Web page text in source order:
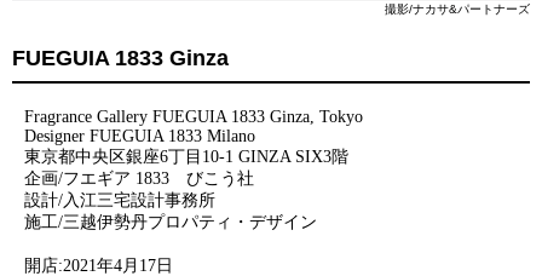
撮影/ナカサ&パートナーズ
FUEGUIA 1833 Ginza
Fragrance Gallery FUEGUIA 1833 Ginza, Tokyo
Designer FUEGUIA 1833 Milano
東京都中央区銀座6丁目10-1 GINZA SIX3階
企画/フエギア 1833 びこう社
設計/入江三宅設計事務所
施工/三越伊勢丹プロパティ・デザイン
開店:2021年4月17日